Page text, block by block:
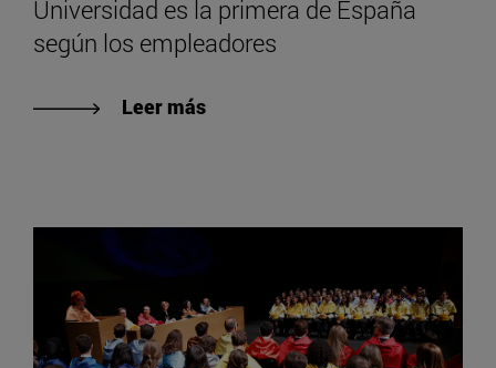
Universidad es la primera de España
según los empleadores
Leer más